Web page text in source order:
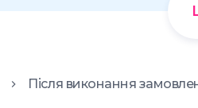
Після виконання